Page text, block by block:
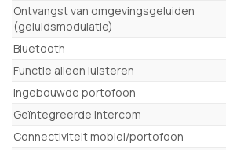
Ontvangst van omgevingsgeluiden
(geluidsmodulatie)
Bluetooth
Functie alleen luisteren
Ingebouwde portofoon
Geïntegreerde intercom
Connectiviteit mobiel/portofoon